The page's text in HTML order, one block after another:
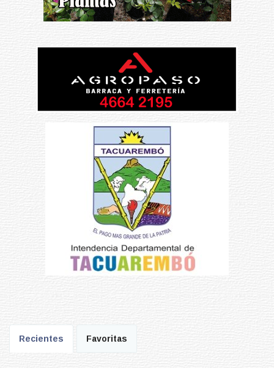
Recientes Favoritas